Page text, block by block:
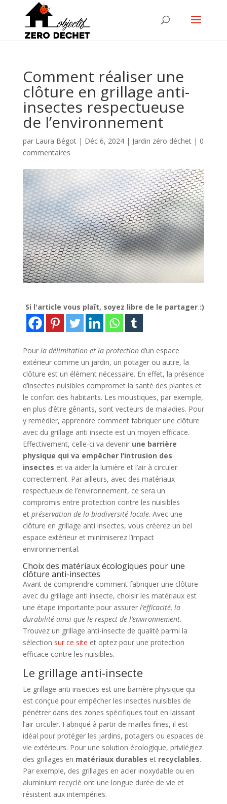
Comment réaliser une
clôture en grillage anti-
insectes respectueuse
de l’environnement
par Laura Bégot| Déc 6, 2024| Jardin zéro déchet| 0
commentaires
Si l'article vous plaît, soyez libre de le partager :)
Pour la délimitation et la protectiond’un espace
extérieur comme un jardin, un potager ou autre, la
clôture est un élément nécessaire. En effet, la présence
d’insectes nuisibles compromet la santé des plantes et
le confort des habitants. Les moustiques, par exemple,
en plus d’être gênants, sont vecteurs de maladies. Pour
y remédier, apprendre comment fabriquer une clôture
avec du grillage anti insecte est un moyen efficace.
Effectivement, celle-ci va devenir une barrière
physique qui va empêcher l’intrusion des
insectes et va aider la lumière et l’air à circuler
correctement. Par ailleurs, avec des matériaux
respectueux de l’environnement, ce sera un
compromis entre protection contre les nuisibles
et préservation de la biodiversité locale. Avec une
clôture en grillage anti insectes, vous créerez un bel
espace extérieur et minimiserez l’impact
environnemental.
Choix des matériaux écologiques pour une
clôture anti-insectes
Avant de comprendre comment fabriquer une clôture
avec du grillage anti insecte, choisir les matériaux est
une étape importante pour assurer l’efficacité, la
durabilité ainsi que le respect de l’environnement.
Trouvez un grillage anti-insecte de qualité parmi la
sélection sur ce site et optez pour une protection
efficace contre les nuisibles.
Le grillage anti-insecte
Le grillage anti insectes est une barrière physique qui
est conçue pour empêcher les insectes nuisibles de
pénétrer dans des zones spécifiques tout en laissant
l’air circuler. Fabriqué à partir de mailles fines, il est
idéal pour protéger les jardins, potagers ou espaces de
vie extérieurs. Pour une solution écologique, privilégiez
des grillages en matériaux durables etrecyclables.
Par exemple, des grillages en acier inoxydable ou en
aluminium recyclé ont une longue durée de vie et
résistent aux intempéries.